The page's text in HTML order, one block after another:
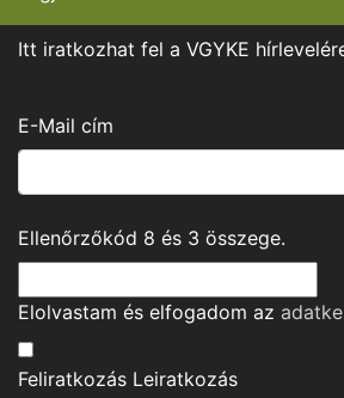
Itt iratkozhat fel a VGYKE
E-Mail cím
Ellenőrzőkód 8 és 3 összege.
Elolvastam és elfogadom az
Feliratkozás Leiratkozás